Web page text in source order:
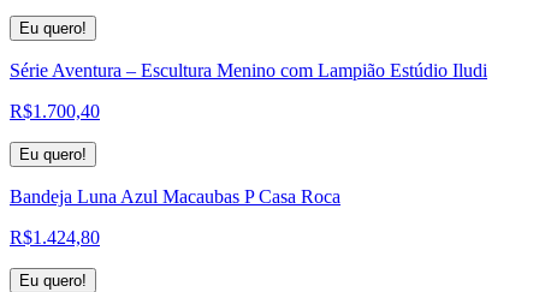
Eu quero!
Série Aventura – Escultura Menino com Lampião Estúdio Iludi
R$1.700,40
Eu quero!
Bandeja Luna Azul Macaubas P Casa Roca
R$1.424,80
Eu quero!